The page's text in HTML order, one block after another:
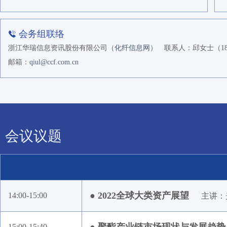
会务组联络
浙江华瑞信息资讯股份有限公司（化纤信息网 ）
联系人：邱女士（
邮箱： qiul@ccf.com.cn
会议议题
14:00-15:00 ● 2022全球大类资产展望 主讲